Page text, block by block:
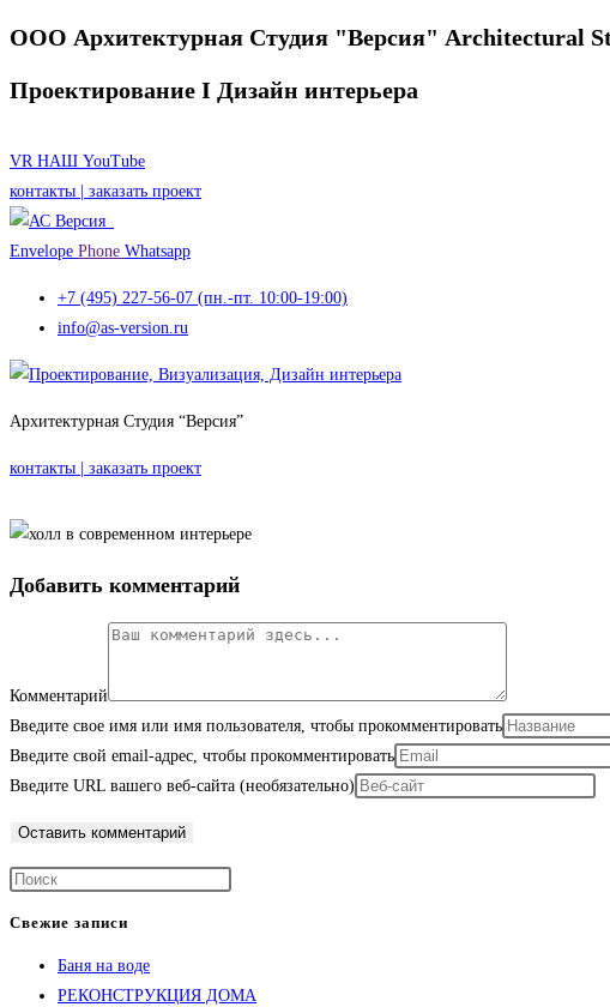
ООО Архитектурная Студия "Версия" Architectural
Проектирование I Дизайн интерьера
VR НАШ YouTube
контакты | заказать проект
Envelope Phone Whatsapp
+7 (495) 227-56-07 (пн.-пт. 10:00-19:00)
info@as-version.ru
Архитектурная Студия “Версия”
контакты | заказать проект
Добавить комментарий
Комментарий
Введите свое имя или имя пользователя, чтобы прокомментировать
Введите свой email-адрес, чтобы прокомментировать
Введите URL вашего веб-сайта (необязательно)
Свежие записи
Баня на воде
РЕКОНСТРУКЦИЯ ДОМА